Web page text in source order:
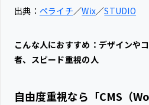
出典： ペライチ／Wix／STUDIO
こんな人におすすめ：デザインや
者、スピード重視の人
自由度重視なら「CMS（